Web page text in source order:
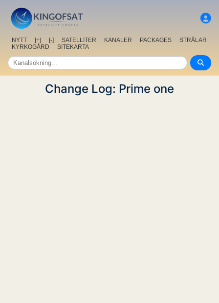
NYTT [+] [-] SATELLITER KANALER PACKAGES
STRÅLAR
KYRKOGÅRD
SITEKARTA
Change Log: Prime one